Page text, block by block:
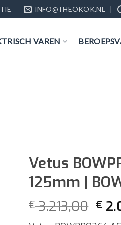
INFO@THEOKOK.NL
VAREN
Vetus
125mm |
€3.213,00
prijs
€